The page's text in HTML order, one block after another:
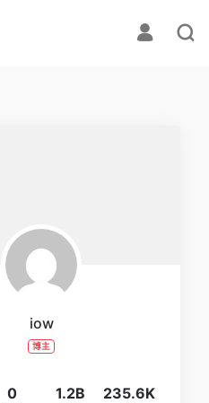
iow
博主
0 1.2B 235.6K